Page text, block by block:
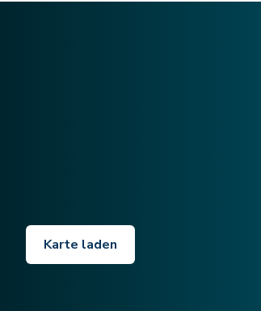
Karte laden